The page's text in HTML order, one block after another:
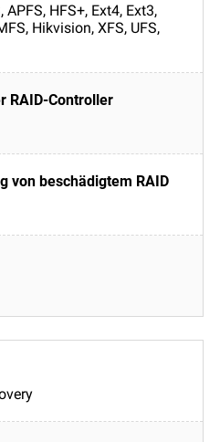
APFS, HFS+, Ext4, Ext3,
Hikvision, XFS, UFS,